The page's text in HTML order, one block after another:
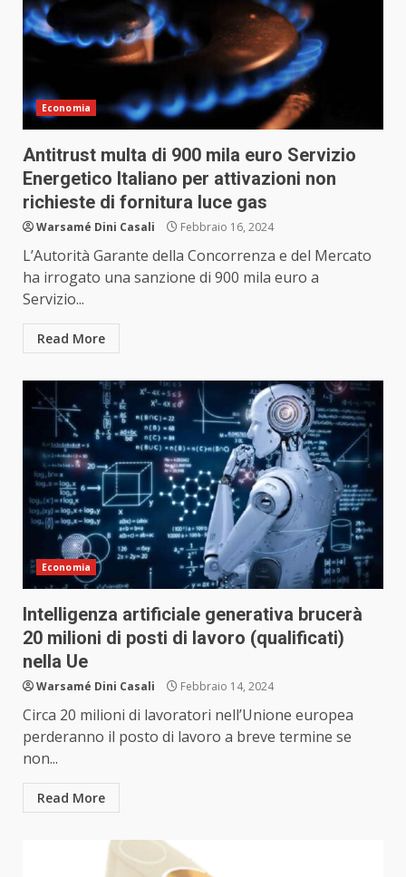
Economia
Antitrust multa di 900 mila euro Servizio
Energetico Italiano per attivazioni non
richieste di fornitura luce gas
Warsamé Dini Casali Febbraio 16, 2024
L’Autorità Garante della Concorrenza e del Mercato
ha irrogato una sanzione di 900 mila euro a
Servizio...
Read More
Economia
Intelligenza artificiale generativa brucerà
20 milioni di posti di lavoro (qualificati)
nella Ue
Warsamé Dini Casali Febbraio 14, 2024
Circa 20 milioni di lavoratori nell’Unione europea
perderanno il posto di lavoro a breve termine se
non...
Read More